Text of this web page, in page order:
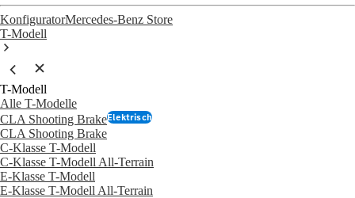
KonfiguratorMercedes-Benz Store
T-Modell
T-Modell
Alle T-Modelle
CLA Shooting BrakeElektrisch
CLA Shooting Brake
C-Klasse T-Modell
C-Klasse T-Modell All-Terrain
E-Klasse T-Modell
E-Klasse T-Modell All-Terrain